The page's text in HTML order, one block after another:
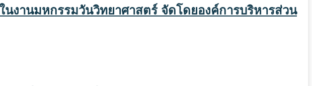
งานมหกรรมวันวิทยาศาสตร์ จัดโดยองค์การบริหารส่วน